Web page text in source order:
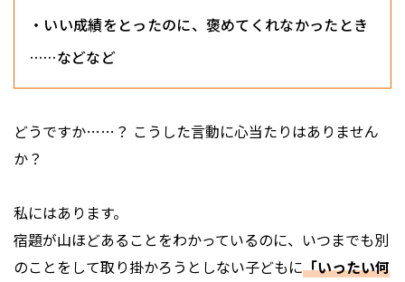
・いい成績をとったのに、褒めてくれなかったとき
……などなど
どうですか……？ こうした言動に心当たりはありません
か？
私にはあります。
宿題が山ほどあることをわかっているのに、いつまでも別
のことをして取り掛かろうとしない子どもに「いったい何